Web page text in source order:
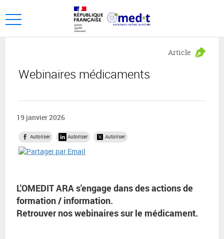
au
menu
au
contenu
Ouvrir
Webinaires médicaments
Article
19 janvier 2026
Autoriser Autoriser Autoriser
L'OMEDIT ARA s'engage dans des actions de
formation / information.
Retrouver nos webinaires sur le médicament.